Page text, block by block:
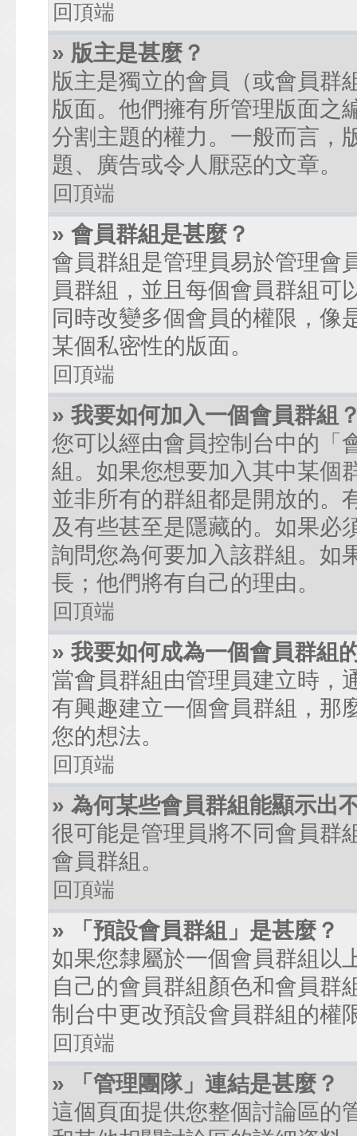
回頂端
» 版主是甚麼？
版主是獨立的會員（或會員群
版面。他們擁有所管理版面之
分割主題的權力。一般而言，
題、廣告或令人厭惡的文章。
回頂端
» 會員群組是甚麼？
會員群組是管理員易於管理會
員群組，並且每個會員群組可
同時改變多個會員的權限，像
某個私密性的版面。
回頂端
» 我要如何加入一個會員群組
您可以經由會員控制台中的「
組。如果您想要加入其中某個
並非所有的群組都是開放的。
及有些甚至是隱藏的。如果必
詢問您為何要加入該群組。如
長；他們將有自己的理由。
回頂端
» 我要如何成為一個會員群組
當會員群組由管理員建立時，
有興趣建立一個會員群組，那
您的想法。
回頂端
» 為何某些會員群組能顯示出
很可能是管理員將不同會員群
會員群組。
回頂端
» 「預設會員群組」是甚麼？
如果您隸屬於一個會員群組以
自己的會員群組顏色和會員群
制台中更改預設會員群組的權
回頂端
» 「管理團隊」連結是甚麼？
這個頁面提供您整個討論區的